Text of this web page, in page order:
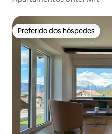
Preferido dos hóspedes
Preferido dos hóspedes